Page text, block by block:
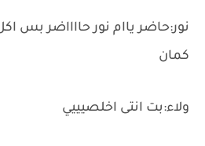
نور:حاضر ياام نور حااااضر بس
كمان
ولاء:بت انتى اخلصيييي